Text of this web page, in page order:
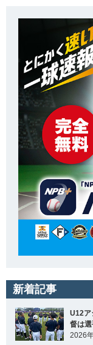
新着記事
U12ア
督は選
2026